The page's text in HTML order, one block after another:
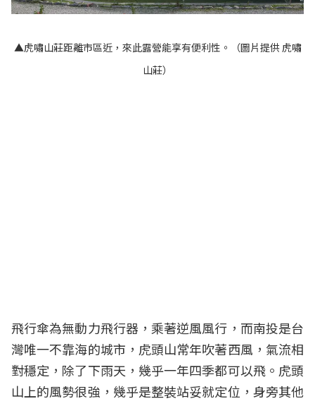
▲虎嘯山莊距離市區近，來此露營能享有便利性。（圖片提供 虎嘯
山莊）
飛行傘為無動力飛行器，乘著逆風風行，而南投是台
灣唯一不靠海的城市，虎頭山常年吹著西風，氣流相
對穩定，除了下雨天，幾乎一年四季都可以飛。虎頭
山上的風勢很強，幾乎是整裝站妥就定位，身旁其他